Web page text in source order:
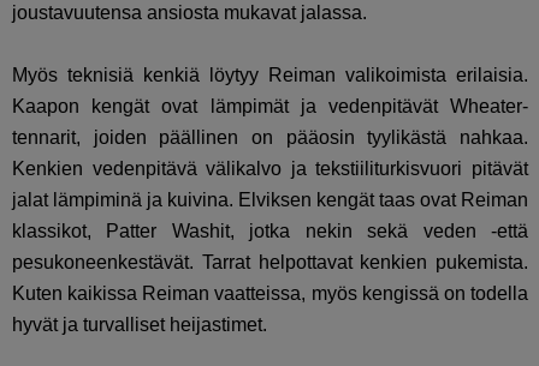
joustavuutensa ansiosta mukavat jalassa.
Myös teknisiä kenkiä löytyy Reiman valikoimista erilaisia.
Kaapon kengät ovat lämpimät ja vedenpitävät Wheater-
tennarit, joiden päällinen on pääosin tyylikästä nahkaa.
Kenkien vedenpitävä välikalvo ja tekstiiliturkisvuori pitävät
jalat lämpiminä ja kuivina. Elviksen kengät taas ovat Reiman
klassikot, Patter Washit, jotka nekin sekä veden -että
pesukoneenkestävät. Tarrat helpottavat kenkien pukemista.
Kuten kaikissa Reiman vaatteissa, myös kengissä on todella
hyvät ja turvalliset heijastimet.